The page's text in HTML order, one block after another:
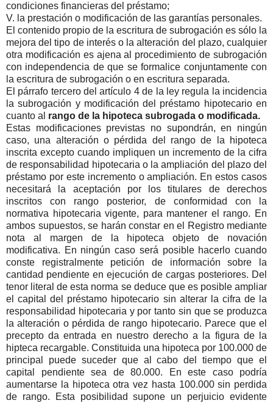
condiciones financieras del préstamo;
V. la prestación o modificación de las garantías personales.
El contenido propio de la escritura de subrogación es sólo la
mejora del tipo de interés o la alteración del plazo, cualquier
otra modificación es ajena al procedimiento de subrogación
con independencia de que se formalice conjuntamente con
la escritura de subrogación o en escritura separada.
El párrafo tercero del artículo 4 de la ley regula la incidencia
la subrogación y modificación del préstamo hipotecario en
cuanto al rango de la hipoteca subrogada o modificada.
Estas modificaciones previstas no supondrán, en ningún
caso, una alteración o pérdida del rango de la hipoteca
inscrita excepto cuando impliquen un incremento de la cifra
de responsabilidad hipotecaria o la ampliación del plazo del
préstamo por este incremento o ampliación. En estos casos
necesitará la aceptación por los titulares de derechos
inscritos con rango posterior, de conformidad con la
normativa hipotecaria vigente, para mantener el rango. En
ambos supuestos, se harán constar en el Registro mediante
nota al margen de la hipoteca objeto de novación
modificativa. En ningún caso será posible hacerlo cuando
conste registralmente petición de información sobre la
cantidad pendiente en ejecución de cargas posteriores. Del
tenor literal de esta norma se deduce que es posible ampliar
el capital del préstamo hipotecario sin alterar la cifra de la
responsabilidad hipotecaria y por tanto sin que se produzca
la alteración o pérdida de rango hipotecario. Parece que el
precepto da entrada en nuestro derecho a la figura de la
hipteca recargable. Constituida una hipoteca por 100.000 de
principal puede suceder que al cabo del tiempo que el
capital pendiente sea de 80.000. En este caso podría
aumentarse la hipoteca otra vez hasta 100.000 sin perdida
de rango. Esta posibilidad supone un perjuicio evidente